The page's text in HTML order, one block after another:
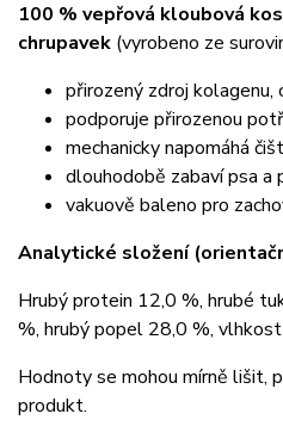
100 % vepřová kloubová
chrupavek (vyrobeno ze
přirozený zdroj kolagenu,
podporuje přirozenou
mechanicky napomáhá
dlouhodobě zabaví psa a
vakuově baleno pro
Analytické složení
Hrubý protein 12,0 %, hrubé
%, hrubý popel 28,0 %,
Hodnoty se mohou mírně lišit,
produkt.